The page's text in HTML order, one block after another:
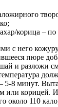
корица –
с него
пюре
и разложи
5-8 минут.
или корицей.
около 110